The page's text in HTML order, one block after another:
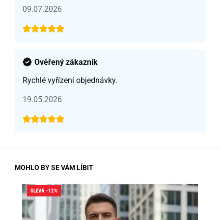
09.07.2026
Ověřený zákazník
Rychlé vyřízení objednávky.
19.05.2026
MOHLO BY SE VÁM LÍBIT
SLEVA -12%